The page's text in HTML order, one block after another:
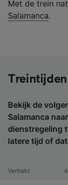
Met de trein
Salamanca.
Treintijden
Bekijk de
Salamanca
dienstregeling
latere tijd of
Vertrekt